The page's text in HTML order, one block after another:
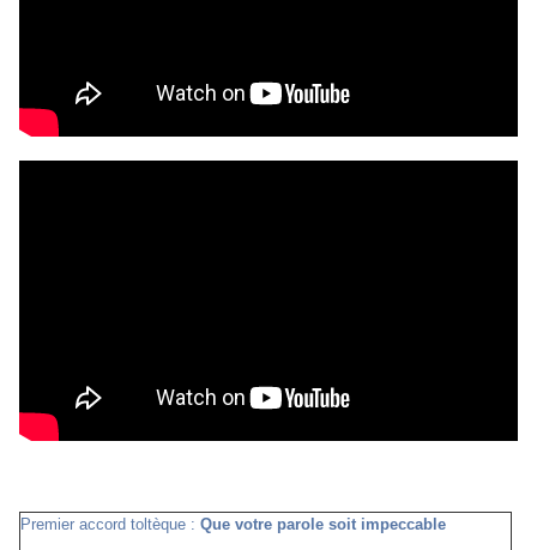
Premier accord toltèque : Que votre parole soit impeccable